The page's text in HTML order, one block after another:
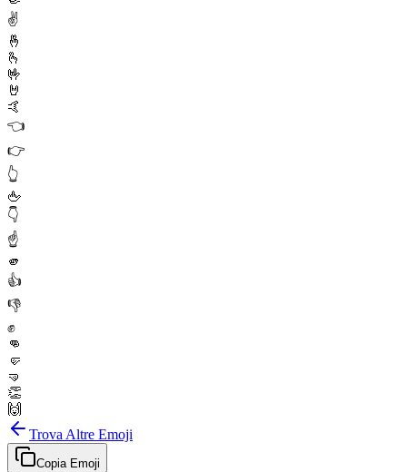
✌️
🤞
🫰
🤟
🤘
🤙
👈
👉
👆
🖕
👇
☝️
🫵
👍
👎
✊
👊
🤛
🤜
👏
🙌
Trova Altre Emoji
Copia Emoji